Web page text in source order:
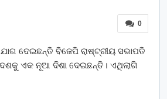
0
ଦେଇଛନ୍ତି ବିଜେପି ରାଷ୍ଟ୍ରୀୟ ସଭାପତି
ଏକ ନୂଆ ଦିଶା ଦେଇଛନ୍ତି। ଏଥିଲାଗି